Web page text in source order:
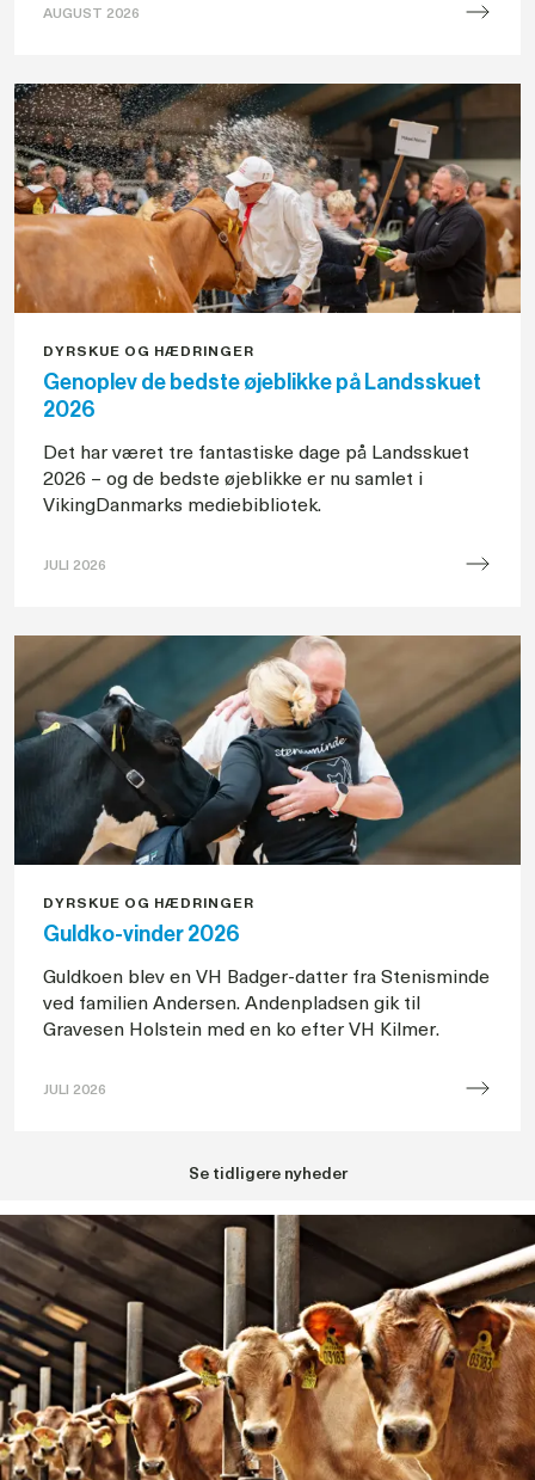
AUGUST 2026
–
far
og
søn
i
absolut
top
DYRSKUE OG HÆDRINGER
Genoplev de bedste øjeblikke på Landsskuet
2026
Det har været tre fantastiske dage på Landsskuet
2026 – og de bedste øjeblikke er nu samlet i
VikingDanmarks mediebibliotek.
JULI 2026
bedste
øjeblikke
på
Landsskuet
DYRSKUE OG HÆDRINGER
Guldko-vinder 2026
Guldkoen blev en VH Badger-datter fra Stenisminde
ved familien Andersen. Andenpladsen gik til
Gravesen Holstein med en ko efter VH Kilmer.
JULI 2026
på
Landsskuet
Se tidligere nyheder